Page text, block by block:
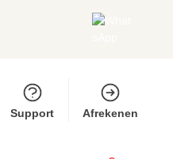
Support Afrekenen